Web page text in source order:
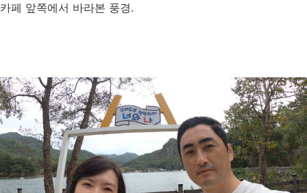
카페 앞쪽에서 바라본 풍경.